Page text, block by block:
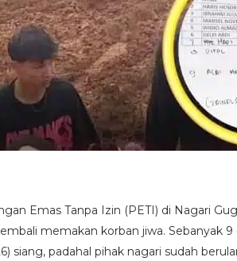
Emas Tanpa Izin (PETI) di Nagari
memakan korban jiwa. Sebanyak
siang, padahal pihak nagari sudah